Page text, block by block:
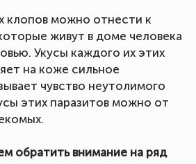
клопов можно отнести к
живут в доме человека
Укусы каждого их этих
на коже сильное
чувство неутолимого
этих паразитов можно от
обратить внимание на ряд